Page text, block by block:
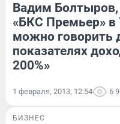
Вадим
«БКС Премьер»
можно говорить
показателях
200%»
1 февраля, 2013, 12:54 6
БИЗНЕС